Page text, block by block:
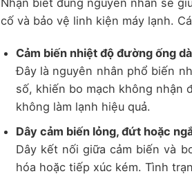
Nhận biết đúng nguyên nhân sẽ
cố và bảo vệ linh kiện máy lạnh.
Cảm biến nhiệt độ đường ống
Đây là nguyên nhân phổ biến
số, khiến bo mạch không nhận
không làm lạnh hiệu quả.
Dây cảm biến lỏng, đứt hoặc
Dây kết nối giữa cảm biến và
hóa hoặc tiếp xúc kém. Tình